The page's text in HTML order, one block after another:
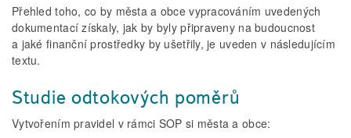
Přehled toho, co by města a obce vypracováním uvedených
dokumentací získaly, jak by byly připraveny na budoucnost
a jaké finanční prostředky by ušetřily, je uveden v následujícím
textu.
Studie odtokových poměrů
Vytvořením pravidel v rámci SOP si města a obce: